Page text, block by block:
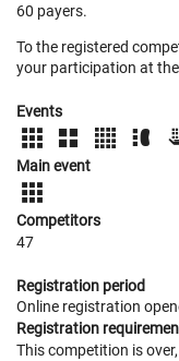
60 payers.
To the registered
your participation at
Events
Main event
Competitors
47
Registration period
Online registration
Registration
This competition is